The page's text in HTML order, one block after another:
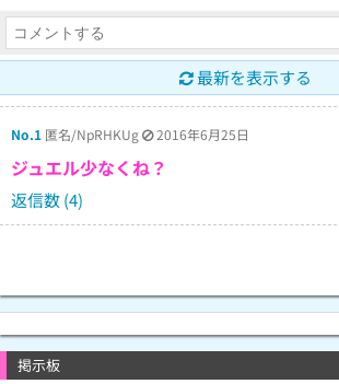
最新を表示する
No.1 匿名/NpRHKUg 2016年6月25日
ジュエル少なくね？
返信数 (4)
掲示板